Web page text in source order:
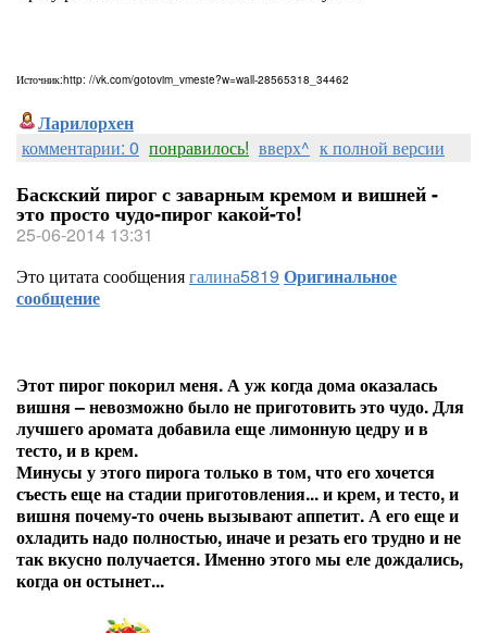
Источник:http: //vk.com/gotovim_vmeste?w=wall-28565318_34462
Ларилорхен
комментарии: 0 понравилось! вверх^ к полной версии
Баскский пирог с заварным кремом и вишней -
это просто чудо-пирог какой-то!
25-06-2014 13:31
Это цитата сообщениягалина5819 Оригинальное
сообщение
Этот пирог покорил меня. А уж когда дома оказалась
вишня – невозможно было не приготовить это чудо. Для
лучшего аромата добавила еще лимонную цедру и в
тесто, и в крем.
Минусы у этого пирога только в том, что его хочется
съесть еще на стадии приготовления... и крем, и тесто, и
вишня почему-то очень вызывают аппетит. А его еще и
охладить надо полностью, иначе и резать его трудно и не
так вкусно получается. Именно этого мы еле дождались,
когда он остынет...